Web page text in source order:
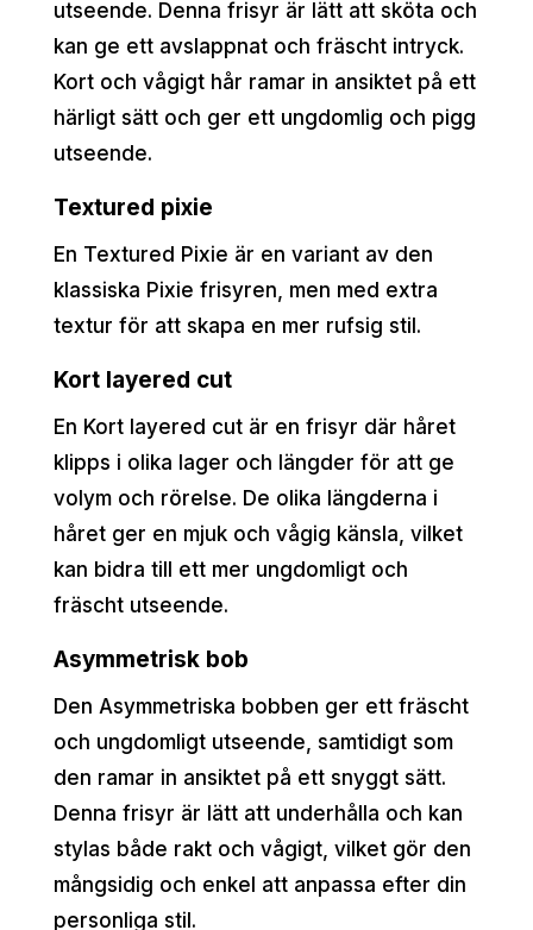
utseende. Denna frisyr är lätt att sköta och
kan ge ett avslappnat och fräscht intryck.
Kort och vågigt hår ramar in ansiktet på ett
härligt sätt och ger ett ungdomlig och pigg
utseende.
Textured pixie
En Textured Pixie är en variant av den
klassiska Pixie frisyren, men med extra
textur för att skapa en mer rufsig stil.
Kort layered cut
En Kort layered cut är en frisyr där håret
klipps i olika lager och längder för att ge
volym och rörelse. De olika längderna i
håret ger en mjuk och vågig känsla, vilket
kan bidra till ett mer ungdomligt och
fräscht utseende.
Asymmetrisk bob
Den Asymmetriska bobben ger ett fräscht
och ungdomligt utseende, samtidigt som
den ramar in ansiktet på ett snyggt sätt.
Denna frisyr är lätt att underhålla och kan
stylas både rakt och vågigt, vilket gör den
mångsidig och enkel att anpassa efter din
personliga stil.